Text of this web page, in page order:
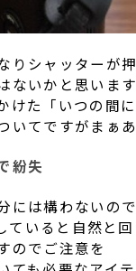
りシャッターが
ないかと思います
けた「いつの間
いてですがまぁ
紛失
には構わないの
ていると自然と
のでご注意を